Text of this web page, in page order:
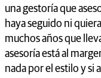
una gestoría que
haya seguido ni
muchos años que
asesoría está al
nada por el estilo y si